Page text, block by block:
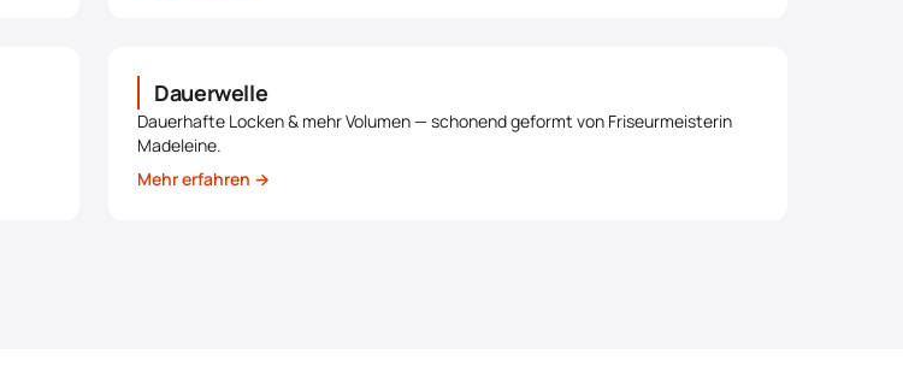
Dauerwelle
Dauerhafte Locken & mehr Volumen — schonend geformt von Friseurmeisterin
Madeleine.
Mehr erfahren →